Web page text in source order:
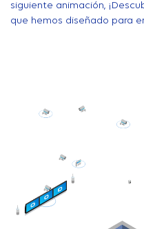
siguiente animación,
que hemos diseñado para